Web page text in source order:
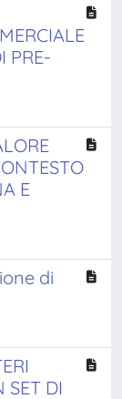
PRE-
E
di
SET DI